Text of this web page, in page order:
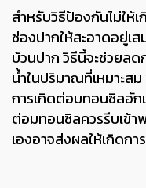
สำหรับวิธีป้องกันไม่ให้
ช่องปากให้สะอาดอยู่เ
บ้วนปาก วิธีนี้จะช่วยล
น้ำในปริมาณที่เหมาะส
การเกิดต่อมทอนซิลอั
ต่อมทอนซิลควรรีบเข้า
เองอาจส่งผลให้เกิดก